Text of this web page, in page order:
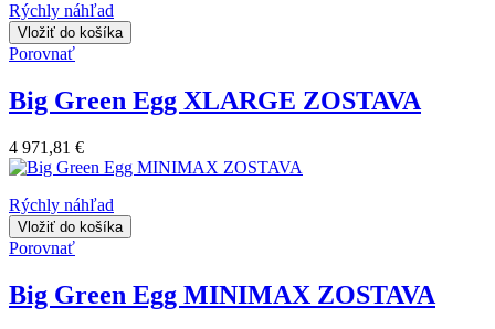
Rýchly náhľad
Vložiť do košíka
Porovnať
Big Green Egg XLARGE ZOSTAVA
4 971,81 €
Rýchly náhľad
Vložiť do košíka
Porovnať
Big Green Egg MINIMAX ZOSTAVA